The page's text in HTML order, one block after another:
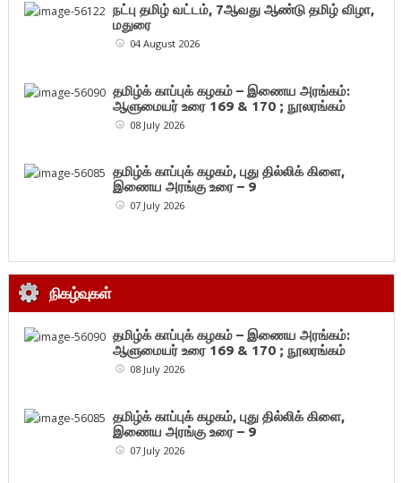
நட்பு தமிழ் வட்டம், 7ஆவது ஆண்டு தமிழ் விழா,
மதுரை
04 August 2026
தமிழ்க் காப்புக் கழகம் – இணைய அரங்கம்:
ஆளுமையர் உரை 169 & 170 ; நூலரங்கம்
08 July 2026
தமிழ்க் காப்புக் கழகம், புது தில்லிக் கிளை,
இணைய அரங்கு உரை – 9
07 July 2026
நிகழ்வுகள்
தமிழ்க் காப்புக் கழகம் – இணைய அரங்கம்:
ஆளுமையர் உரை 169 & 170 ; நூலரங்கம்
08 July 2026
தமிழ்க் காப்புக் கழகம், புது தில்லிக் கிளை,
இணைய அரங்கு உரை – 9
07 July 2026